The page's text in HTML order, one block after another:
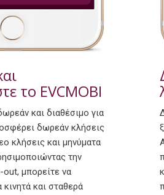
το EVCMOBI
και διαθέσιμο για
δωρεάν κλήσεις
κλήσεις και μηνύματα
την
out, μπορείτε να
και σταθερά